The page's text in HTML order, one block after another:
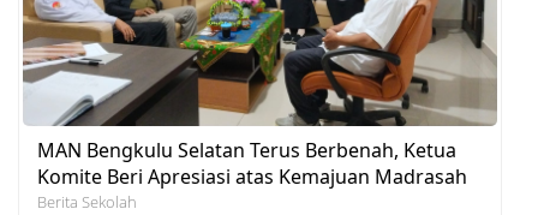
MAN Bengkulu Selatan Terus Berbenah, Ketua
Komite Beri Apresiasi atas Kemajuan Madrasah
Berita Sekolah